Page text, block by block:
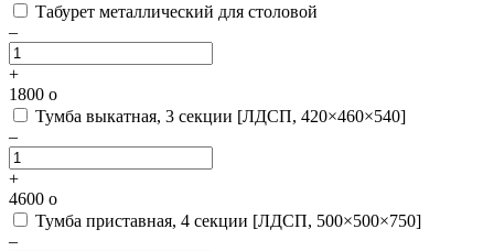
Табурет металлический для столовой
–
+
1800 o
Тумба выкатная, 3 секции [ЛДСП, 420×460×540]
–
+
4600 o
Тумба приставная, 4 секции [ЛДСП, 500×500×750]
–